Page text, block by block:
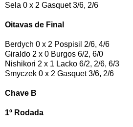
Sela 0 x 2 Gasquet 3/6, 2/6
Oitavas de Final
Berdych 0 x 2 Pospisil 2/6, 4/6
Giraldo 2 x 0 Burgos 6/2, 6/0
Nishikori 2 x 1 Lacko 6/2, 2/6, 6/3
Smyczek 0 x 2 Gasquet 3/6, 2/6
Chave B
1º Rodada